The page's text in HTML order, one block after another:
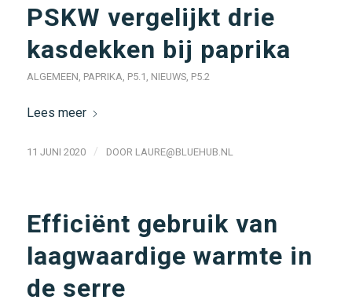
PSKW vergelijkt drie
kasdekken bij paprika
ALGEMEEN, PAPRIKA, P5.1 , NIEUWS, P5.2
Lees meer
11 JUNI 2020 / DOOR LAURE@BLUEHUB.NL
Efficiënt gebruik van
laagwaardige warmte in
de serre